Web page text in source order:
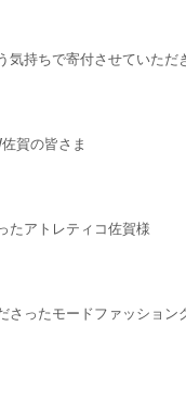
気持ちで寄付させていただ
賀の皆さま
たアトレティコ佐賀様
さったモードファッション